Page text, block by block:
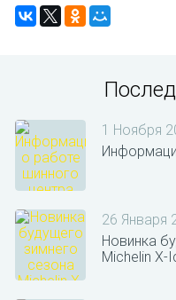
1 Ноября
26 Января
Новинка
Michelin X-